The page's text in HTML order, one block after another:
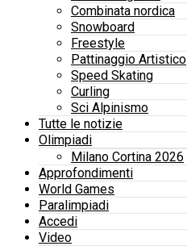
Combinata nordica
Snowboard
Freestyle
Pattinaggio Artistico
Speed Skating
Curling
Sci Alpinismo
Tutte le notizie
Olimpiadi
Milano Cortina 2026
Approfondimenti
World Games
Paralimpiadi
Accedi
Video